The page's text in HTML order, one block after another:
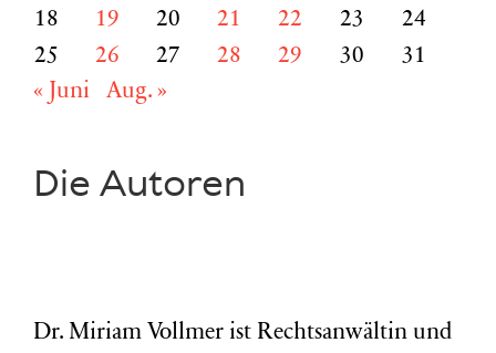
18
19 20 21 22 23
24
25
26 27 28 29 30
31
« Juni
Aug. »
Die Autoren
Dr. Miriam Vollmer ist Rechtsanwältin und